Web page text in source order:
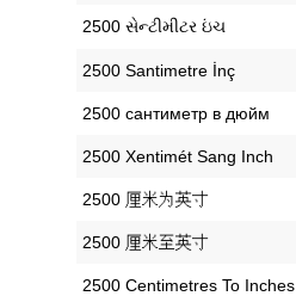
‎2500 સેન્ટીમીટર ઇંચ
‎2500 Santimetre İnç
‎2500 сантиметр в дюйм
‎2500 Xentimét Sang Inch
‎2500 厘米为英寸
‎2500 厘米至英寸
‎2500 Centimetres To Inches